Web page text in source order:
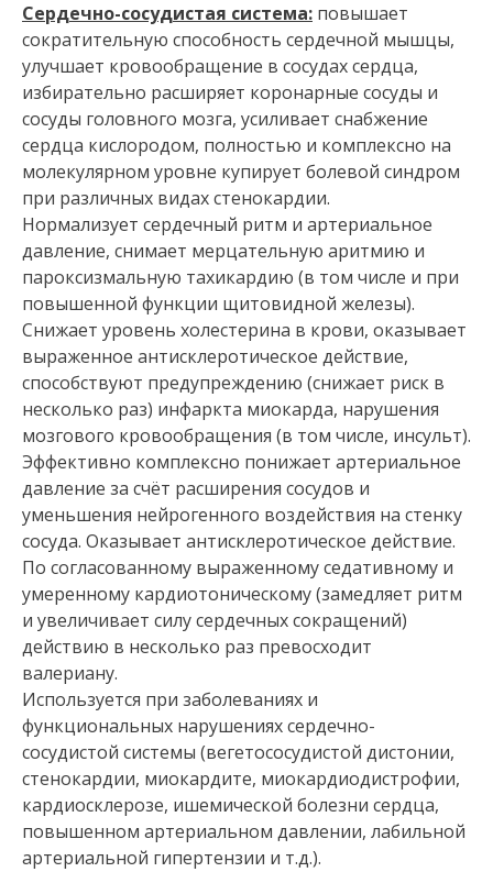
Сердечно-сосудистая система: повышает
сократительную способность сердечной мышцы,
улучшает кровообращение в сосудах сердца,
избирательно расширяет коронарные сосуды и
сосуды головного мозга, усиливает снабжение
сердца кислородом, полностью и комплексно на
молекулярном уровне купирует болевой синдром
при различных видах стенокардии.
Нормализует сердечный ритм и артериальное
давление, снимает мерцательную аритмию и
пароксизмальную тахикардию (в том числе и при
повышенной функции щитовидной железы).
Снижает уровень холестерина в крови, оказывает
выраженное антисклеротическое действие,
способствуют предупреждению (снижает риск в
несколько раз) инфаркта миокарда, нарушения
мозгового кровообращения (в том числе, инсульт).
Эффективно комплексно понижает артериальное
давление за счёт расширения сосудов и
уменьшения нейрогенного воздействия на стенку
сосуда. Оказывает антисклеротическое действие.
По согласованному выраженному седативному и
умеренному кардиотоническому (замедляет ритм
и увеличивает силу сердечных сокращений)
действию в несколько раз превосходит
валериану.
Используется при заболеваниях и
функциональных нарушениях сердечно-
сосудистой системы (вегетососудистой дистонии,
стенокардии, миокардите, миокардиодистрофии,
кардиосклерозе, ишемической болезни сердца,
повышенном артериальном давлении, лабильной
артериальной гипертензии и т.д.).